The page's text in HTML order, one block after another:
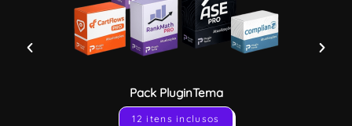
Pack PluginTema
12 itens inclusos